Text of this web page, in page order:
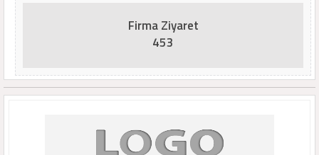
Firma Ziyaret
453